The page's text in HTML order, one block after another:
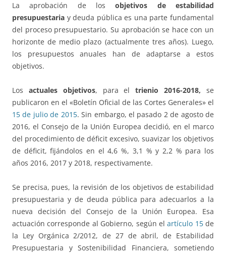
La aprobación de losobjetivos de estabilidad
presupuestaria y deuda pública es una parte fundamental
del proceso presupuestario. Su aprobación se hace con un
horizonte de medio plazo (actualmente tres años). Luego,
los presupuestos anuales han de adaptarse a estos
objetivos.
Los actuales objetivos, para eltrienio 2016-2018, se
publicaron en el «Boletín Oficial de las Cortes Generales» el
15 de julio de 2015. Sin embargo, el pasado 2 de agosto de
2016, el Consejo de la Unión Europea decidió, en el marco
del procedimiento de déficit excesivo, suavizar los objetivos
de déficit, fijándolos en el 4,6 %, 3,1 % y 2,2 % para los
años 2016, 2017 y 2018, respectivamente.
Se precisa, pues, la revisión de los objetivos de estabilidad
presupuestaria y de deuda pública para adecuarlos a la
nueva decisión del Consejo de la Unión Europea. Esa
actuación corresponde al Gobierno, según elartículo 15de
la Ley Orgánica 2/2012, de 27 de abril, de Estabilidad
Presupuestaria y Sostenibilidad Financiera, sometiendo